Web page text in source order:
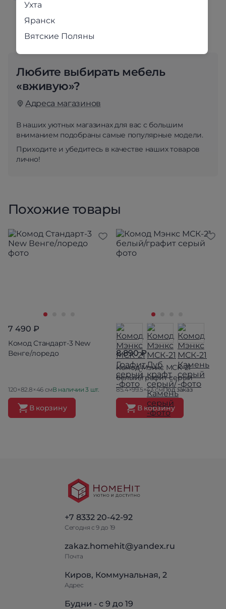
Фабричная упаковка. Поддержка клиентов и
собственная сервисная служба.
Любите выбирать мебель
«вживую»?
Адреса магазинов
В наших уютных магазинах для вас с большим
вниманием подобраны самые популярные модели.
Приходите и убедитесь в качестве наших товаров
лично!
Похожие товары
7 490 ₽
Комод Стандарт-3 New
Венге/лоредо
120×82.8×46 смВ наличии 3 шт.
В корзину
8 890 ₽
Комод Мэнкс МСК-21
белый/графит серый
85.4×99.5×43 смПод заказ
В корзину
Ухта
Яранск
Вятские Поляны
+7 8332 20-42-92
Сегодня с 9 до 19
zakaz.homehit@yandex.ru
Почта
Киров, Коммунальная, 2
Адрес
Будни - с 9 до 19